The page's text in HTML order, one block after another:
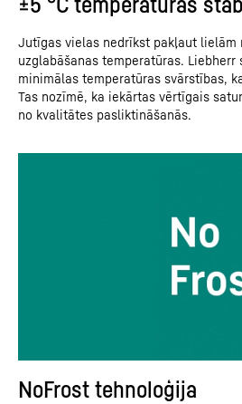
Jutīgas vielas nedrīkst pakļaut lielām
uzglabāšanas temperatūras. Liebherr
minimālas temperatūras svārstības,
Tas nozīmē, ka iekārtas vērtīgais
no kvalitātes pasliktināšanās.
NoFrost tehnoloģija